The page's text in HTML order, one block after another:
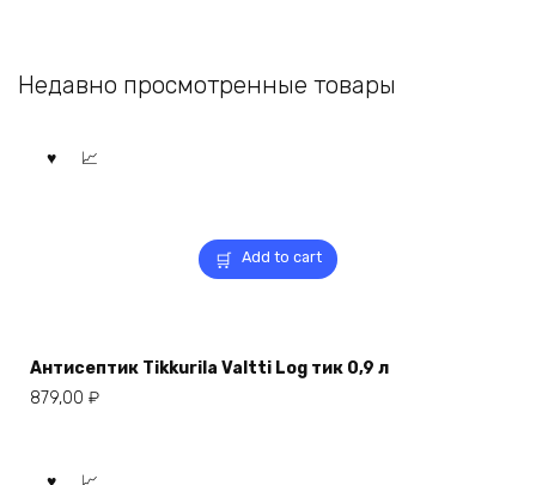
Недавно просмотренные товары
Add to cart
Антисептик Tikkurila Valtti Log тик 0,9 л
879,00 ₽